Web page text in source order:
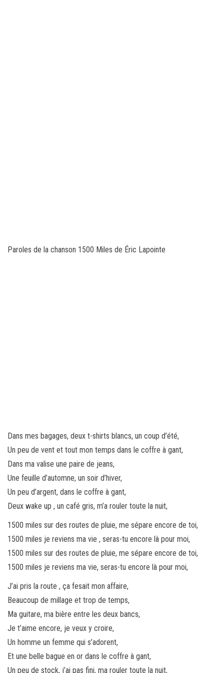
Paroles de la chanson 1500 Miles de Éric Lapointe
Dans mes bagages, deux t-shirts blancs, un coup d’été,
Un peu de vent et tout mon temps dans le coffre à gant,
Dans ma valise une paire de jeans,
Une feuille d’automne, un soir d’hiver,
Un peu d’argent, dans le coffre à gant,
Deux wake up , un café gris, m’a rouler toute la nuit,
1500 miles sur des routes de pluie, me sépare encore de toi,
1500 miles je reviens ma vie , seras-tu encore là pour moi,
1500 miles sur des routes de pluie, me sépare encore de toi,
1500 miles je reviens ma vie, seras-tu encore là pour moi,
J’ai pris la route , ça fesait mon affaire,
Beaucoup de millage et trop de temps,
Ma guitare, ma bière entre les deux bancs,
Je t’aime encore, je veux y croire,
Un homme un femme qui s’adorent,
Et une belle bague en or dans le coffre à gant,
Un peu de stock, j’ai pas fini, ma rouler toute la nuit,